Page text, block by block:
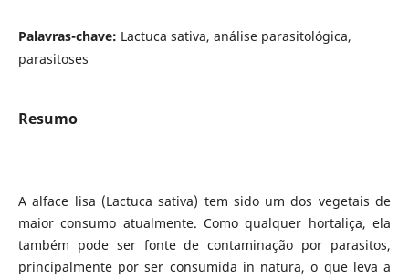
Palavras-chave: Lactuca sativa, análise parasitológica,
parasitoses
Resumo
A alface lisa (Lactuca sativa) tem sido um dos vegetais de
maior consumo atualmente. Como qualquer hortaliça, ela
também pode ser fonte de contaminação por parasitos,
principalmente por ser consumida in natura, o que leva a